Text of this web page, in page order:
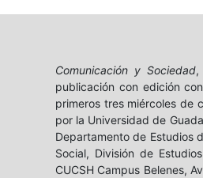
Comunicación y Sociedad,
publicación con edición
primeros tres miércoles de
por la Universidad de
Departamento de Estudios
Social, División de
CUCSH Campus Belenes,